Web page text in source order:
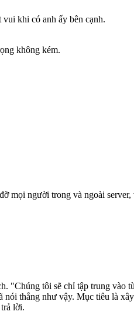
khi có anh ấy bên cạnh.
không kém.
mọi người trong và ngoài server,
"Chúng tôi sẽ chỉ tập trung vào
nói thẳng như vậy. Mục tiêu là
lời.